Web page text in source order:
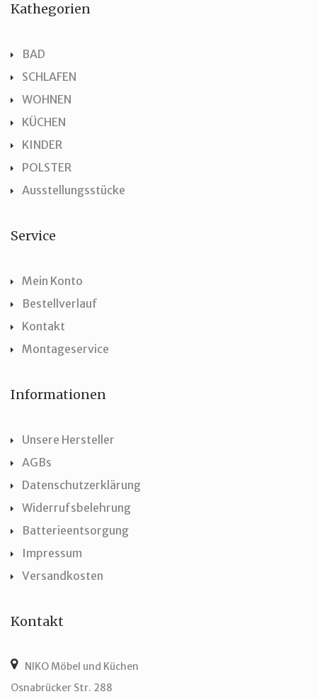
Kathegorien
BAD
SCHLAFEN
WOHNEN
KÜCHEN
KINDER
POLSTER
Ausstellungsstücke
Service
Mein Konto
Bestellverlauf
Kontakt
Montageservice
Informationen
Unsere Hersteller
AGBs
Datenschutzerklärung
Widerrufsbelehrung
Batterieentsorgung
Impressum
Versandkosten
Kontakt
NIKO Möbel und Küchen
Osnabrücker Str. 288